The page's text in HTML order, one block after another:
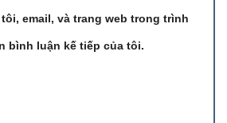
email, và trang web trong trình
bình luận kế tiếp của tôi.